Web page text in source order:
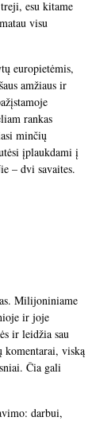
esu kitame
visu
europietėmis,
amžiaus ir
rankas
minčių
įplaukdami į
– dvi savaites.
Milijoniniame
ir joje
ir leidžia sau
viską
Čia gali
darbui,